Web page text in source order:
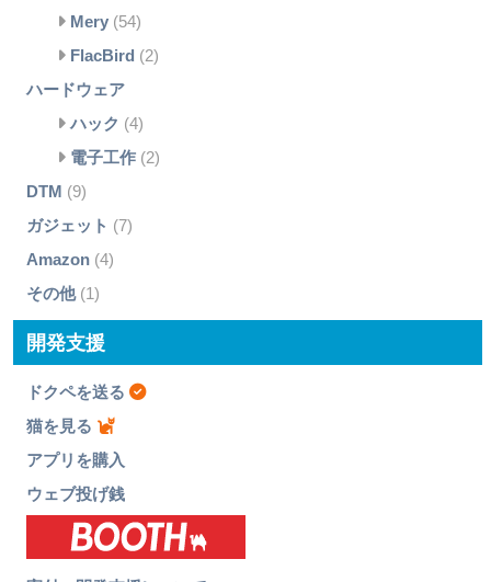
Mery(54)
FlacBird (2)
ハードウェア
ハック (4)
電子工作(2)
DTM (9)
ガジェット (7)
Amazon(4)
その他(1)
開発支援
ドクペを送る
猫を見る
アプリを購入
ウェブ投げ銭